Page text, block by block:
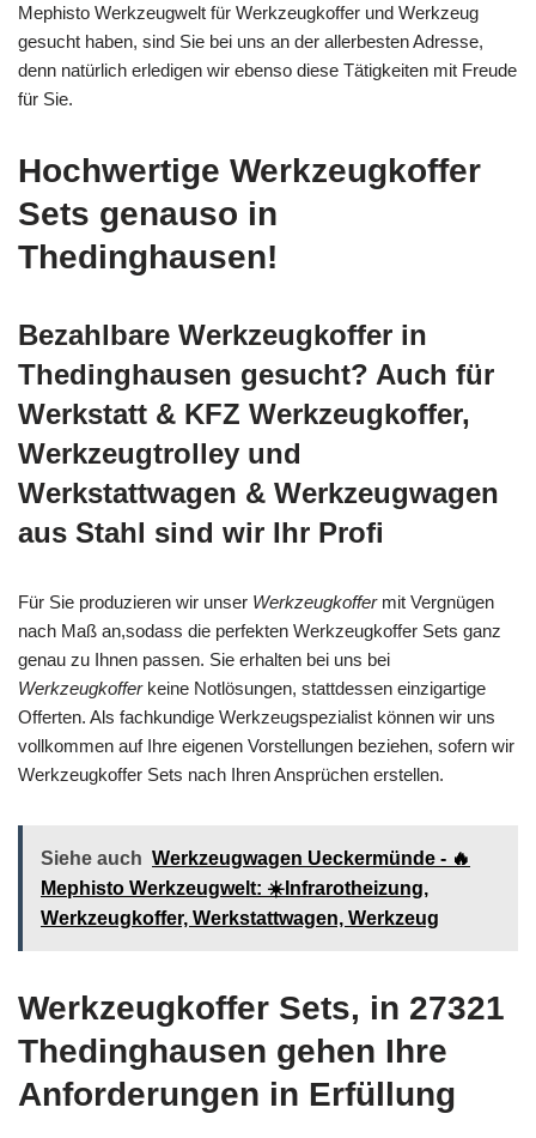
Mephisto Werkzeugwelt für Werkzeugkoffer und Werkzeug
gesucht haben, sind Sie bei uns an der allerbesten Adresse,
denn natürlich erledigen wir ebenso diese Tätigkeiten mit Freude
für Sie.
Hochwertige Werkzeugkoffer
Sets genauso in
Thedinghausen!
Bezahlbare Werkzeugkoffer in
Thedinghausen gesucht? Auch für
Werkstatt & KFZ Werkzeugkoffer,
Werkzeugtrolley und
Werkstattwagen & Werkzeugwagen
aus Stahl sind wir Ihr Profi
Für Sie produzieren wir unser Werkzeugkoffermit Vergnügen
nach Maß an,sodass die perfekten Werkzeugkoffer Sets ganz
genau zu Ihnen passen. Sie erhalten bei uns bei
Werkzeugkofferkeine Notlösungen, stattdessen einzigartige
Offerten. Als fachkundige Werkzeugspezialist können wir uns
vollkommen auf Ihre eigenen Vorstellungen beziehen, sofern wir
Werkzeugkoffer Sets nach Ihren Ansprüchen erstellen.
Siehe auch Werkzeugwagen Ueckermünde - 🔥
Mephisto Werkzeugwelt: ☀️Infrarotheizung,
Werkzeugkoffer, Werkstattwagen, Werkzeug
Werkzeugkoffer Sets, in 27321
Thedinghausen gehen Ihre
Anforderungen in Erfüllung